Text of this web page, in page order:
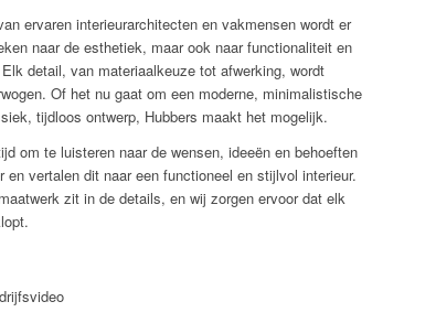
ervaren interieurarchitecten en vakmensen wordt er
naar de esthetiek, maar ook naar functionaliteit en
detail, van materiaalkeuze tot afwerking, wordt
Of het nu gaat om een moderne, minimalistische
tijdloos ontwerp, Hubbers maakt het mogelijk.
om te luisteren naar de wensen, ideeën en behoeften
en vertalen dit naar een functioneel en stijlvol interieur.
zit in de details, en wij zorgen ervoor dat elk